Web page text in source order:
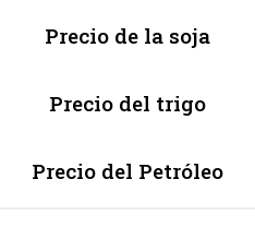
Precio de la soja
Precio del trigo
Precio del Petróleo